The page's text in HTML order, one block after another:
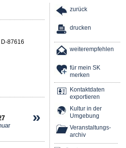
D-87616
»
zurück
drucken
weiterempfehlen
für mein SK
merken
Kontaktdaten
exportieren
Kultur in der
Umgebung
Veranstaltungs-
archiv